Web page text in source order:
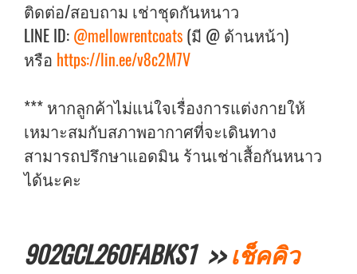
ติดต่อ/สอบถาม เช่าชุดกันหนาว
LINE ID: @mellowrentcoats (มี @ ด้านหน้า)
หรือ https://lin.ee/v8c2M7V
*** หากลูกค้าไม่แน่ใจเรื่องการแต่งกายให้
เหมาะสมกับสภาพอากาศที่จะเดินทาง
สามารถปรึกษาแอดมิน ร้านเช่าเสื้อกันหนาว
ได้นะคะ
902GCL260FABKS1 >>เช็คคิว